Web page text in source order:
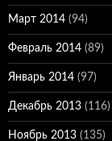
Март 2014 (94)
Февраль 2014 (89)
Январь 2014 (97)
Декабрь 2013 (116)
Ноябрь 2013 (135)